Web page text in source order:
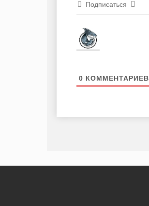
Подписаться
0 КОММЕНТАРИЕВ